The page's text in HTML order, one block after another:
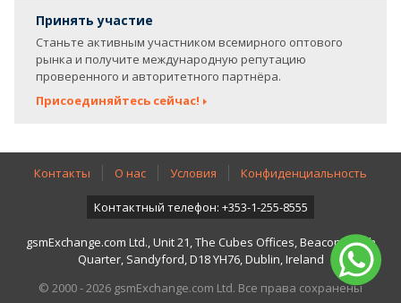
Принять участие
Станьте активным участником всемирного оптового
рынка и получите международную репутацию
проверенного и авторитетного партнёра.
Присоединяйтесь сейчас!
Контакты О нас Условия Конфиденциальность
Контактный телефон: +353-1-255-8555
gsmExchange.com Ltd., Unit 21, The Cubes Offices, Beacon South
Quarter, Sandyford, D18 YH76, Dublin, Ireland
© 2000 - 2026 gsmExchange.com Ltd. Все права сохранены